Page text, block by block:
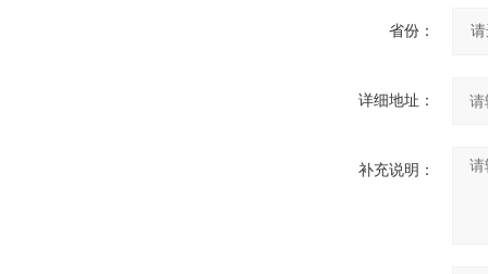
省份：
详细地址：
补充说明：